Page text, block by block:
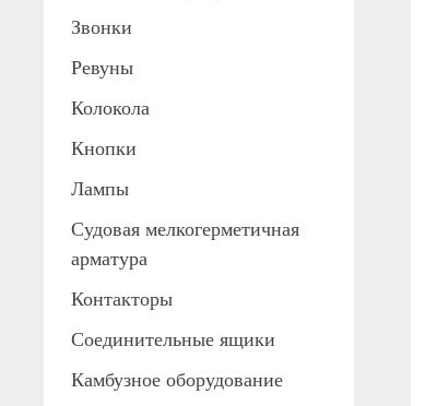
Звонки
Ревуны
Колокола
Кнопки
Лампы
Судовая мелкогерметичная
арматура
Контакторы
Соединительные ящики
Камбузное оборудование